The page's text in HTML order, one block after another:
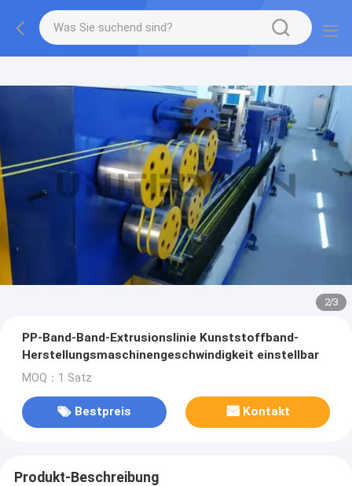
2/3
PP-Band-Band-Extrusionslinie Kunststoffband-
Herstellungsmaschinengeschwindigkeit einstellbar
MOQ：1 Satz
Bestpreis Kontakt
Produkt-Beschreibung